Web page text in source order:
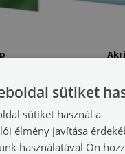
HUF
méret -tól:
sütiket
sütiket használ a
élmény javítása
használatával Ön